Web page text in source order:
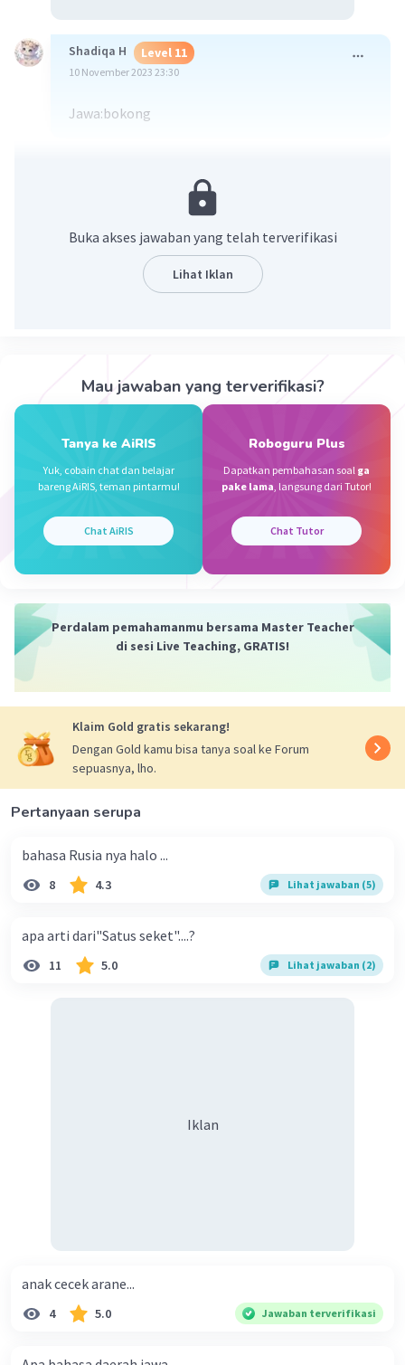
Shadiqa H Level 11
10 November 2023 23:30
Jawa:bokong
13 November 2023 00:43
10 November 2023 12:01
Bahasa jawanya : Bokong
Google Translate 🙏😁
Beri Rating·0.0(0) Balas
Shinta N Level 70
27 November 2023 12:53
Jawa:bokong
— Tampilkan 1 balasan lainnya
Buka akses jawaban yang telah terverifikasi
Lihat Iklan
Mau jawaban yang terverifikasi?
Tanya ke AiRIS
Yuk, cobain chat dan belajar
bareng AiRIS, teman pintarmu!
Chat AiRIS
Roboguru Plus
Dapatkan pembahasan soal ga
pake lama, langsung dari Tutor!
Chat Tutor
Perdalam pemahamanmu bersama Master Teacher
di sesi Live Teaching, GRATIS!
Klaim Gold gratis sekarang!
Dengan Gold kamu bisa tanya soal ke Forum
sepuasnya, lho.
Pertanyaan serupa
bahasa Rusia nya halo ...
8 4.3 Lihat jawaban (5)
apa arti dari"Satus seket"....?
11 5.0 Lihat jawaban (2)
Iklan
anak cecek arane...
4 5.0 Jawaban terverifikasi